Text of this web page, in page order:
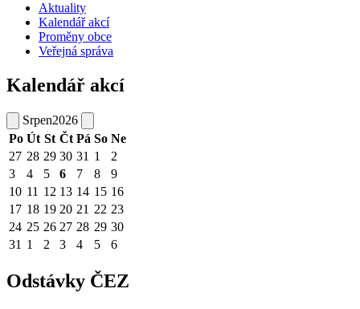
Aktuality
Kalendář akcí
Proměny obce
Veřejná správa
Kalendář akcí
Srpen2026
Po Út St Čt Pá So Ne
27 28 29 30 31 1
2
3
4 5 6 7 8
9
10 11 12 13 14 15 16
17 18 19 20 21 22 23
24 25 26 27 28 29 30
31 1 2 3 4 5 6
Odstávky ČEZ